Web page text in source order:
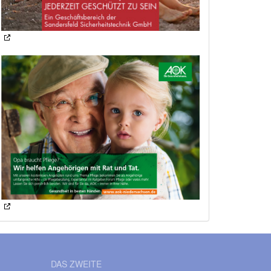
DAS ZWEITE